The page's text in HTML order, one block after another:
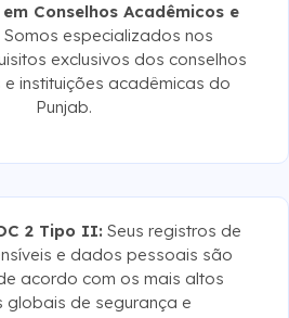
Somos especializados nos
exclusivos dos conselhos
e instituições acadêmicas do
Punjab.
e dados pessoais são
acordo com os mais altos
globais de segurança e
conformidade.